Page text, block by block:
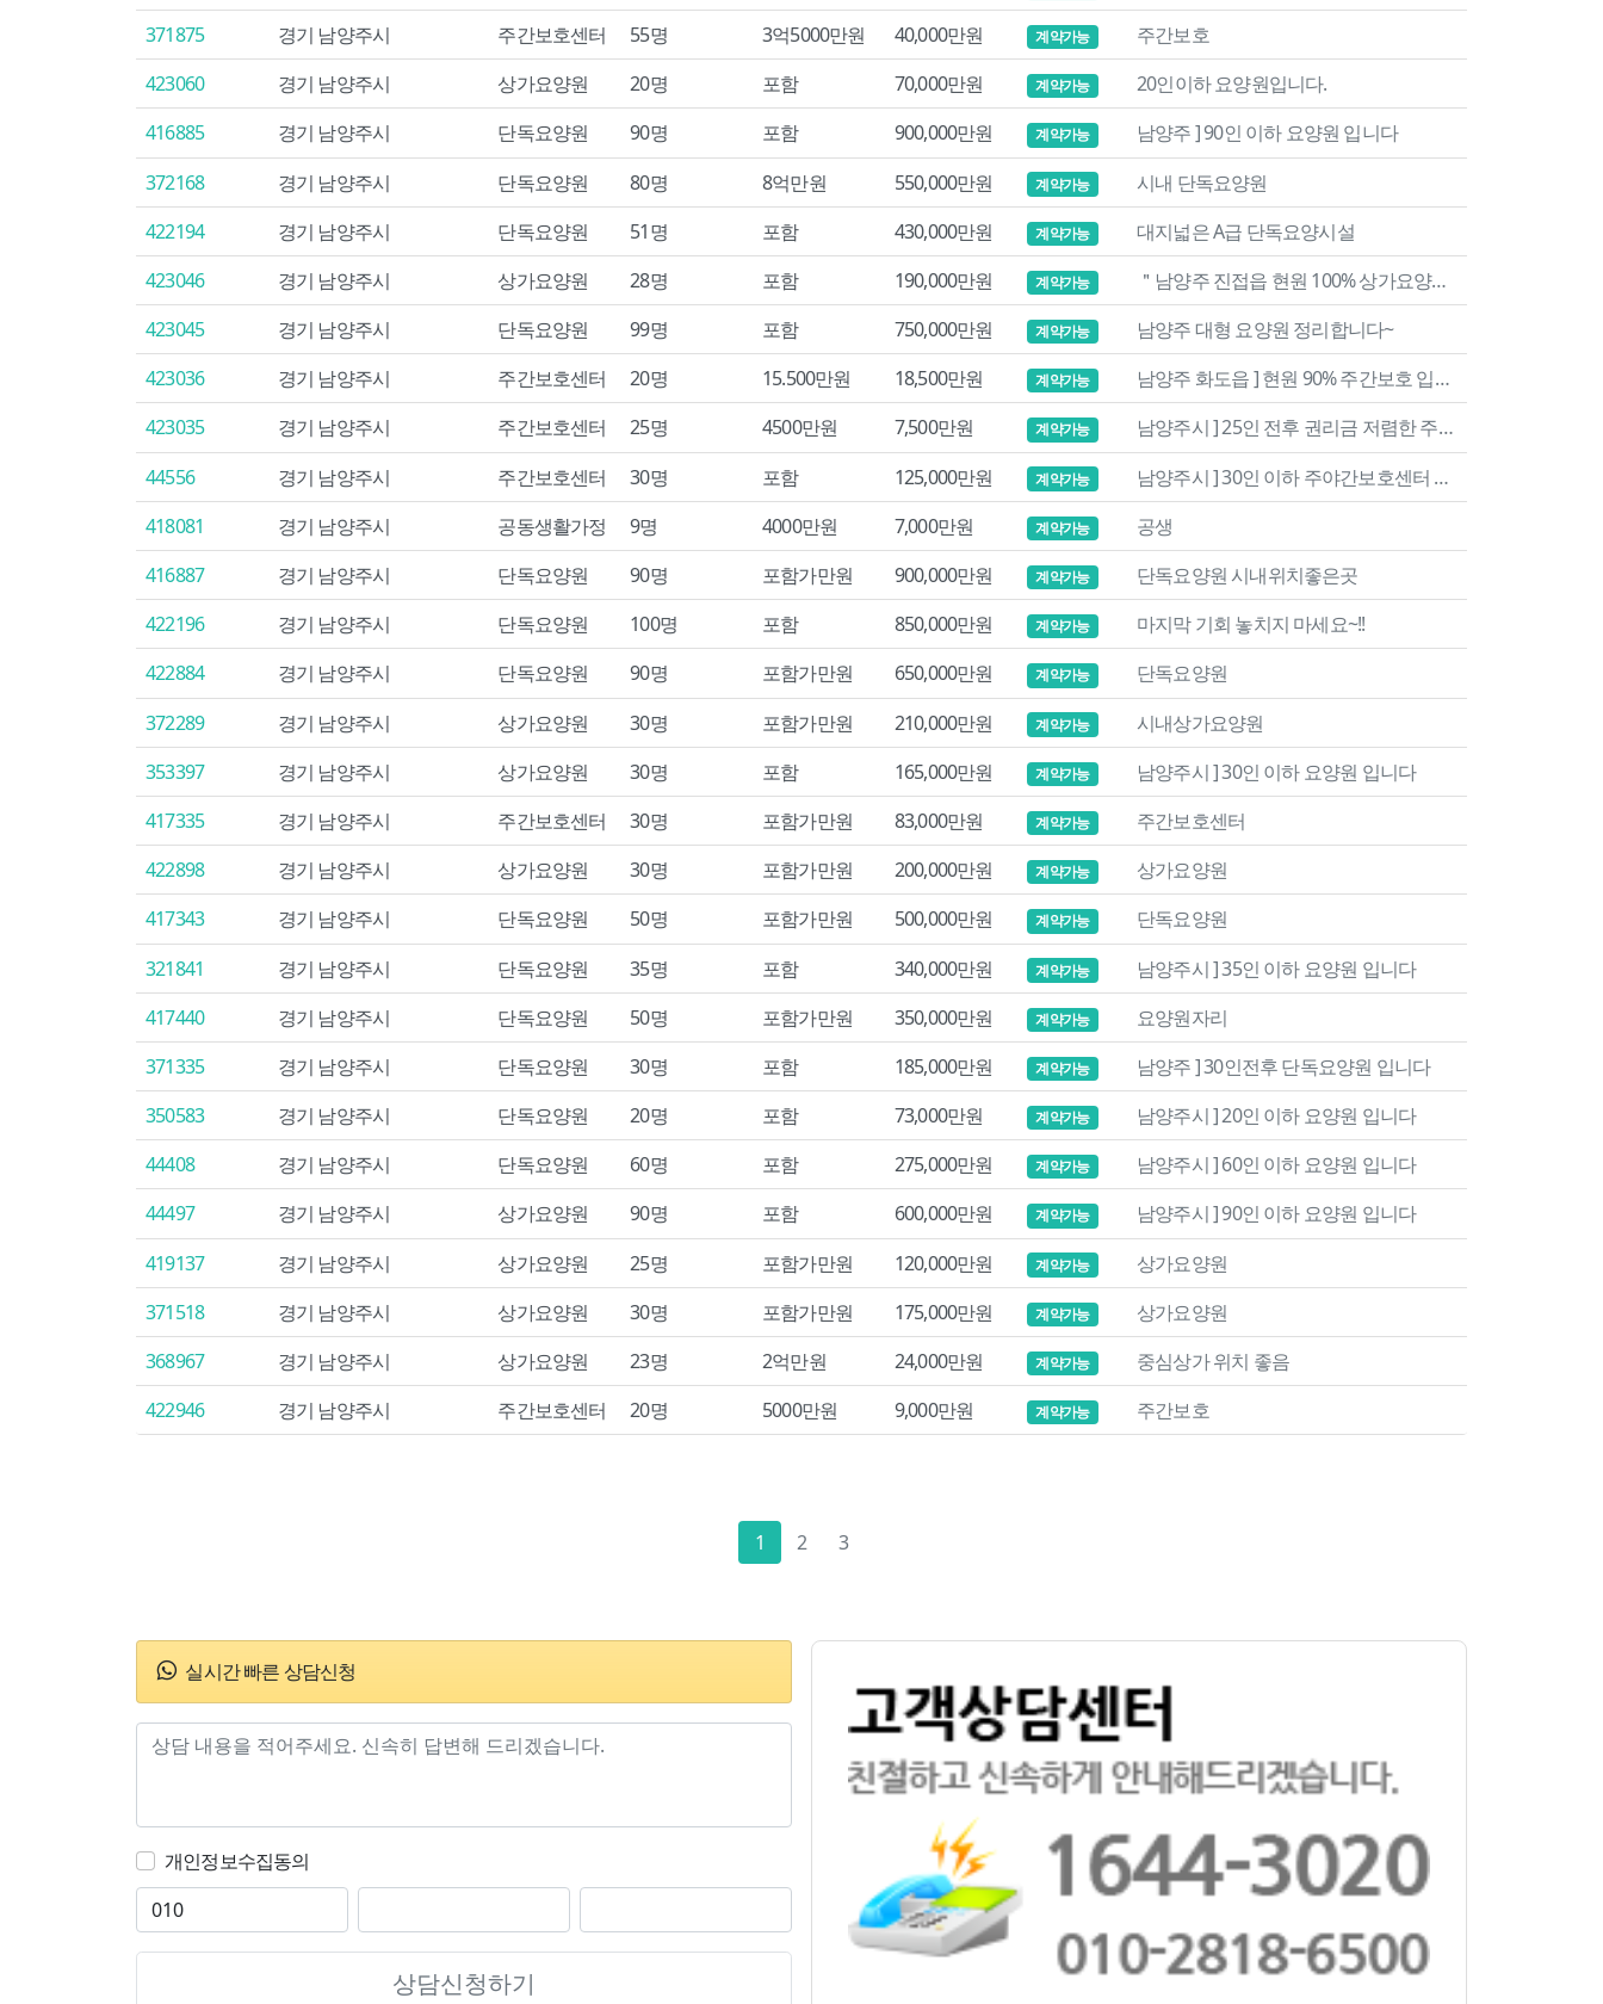
실시간 빠른 상담신청
개인정보수집동의
상담신청하기
371875
경기 남양주시 주간보호센터 55명 3억5000만원 40,000만원 계약가능
주간보호
423060
경기 남양주시 상가요양원 20명 포함 70,000만원 계약가능
20인이하 요양원입니다.
416885
경기 남양주시 단독요양원 90명 포함 900,000만원 계약가능
남양주 ] 90인 이하 요양원 입니다
372168
경기 남양주시 단독요양원 80명 8억만원 550,000만원 계약가능
시내 단독요양원
422194
경기 남양주시 단독요양원 51명 포함 430,000만원 계약가능
대지넓은 A급 단독요양시설
423046
경기 남양주시 상가요양원 28명 포함 190,000만원 계약가능
＂남양주 진접읍 현원 100% 상가요양원 입니다＂
423045
경기 남양주시 단독요양원 99명 포함 750,000만원 계약가능
남양주 대형 요양원 정리합니다~
423036
경기 남양주시 주간보호센터 20명 15.500만원 18,500만원 계약가능
남양주 화도읍 ] 현원 90% 주간보호 입니다
423035
경기 남양주시 주간보호센터 25명 4500만원 7,500만원 계약가능
남양주시 ] 25인 전후 권리금 저렴한 주간보호 입니다
44556
경기 남양주시 주간보호센터 30명 포함 125,000만원 계약가능
남양주시 ] 30인 이하 주야간보호센터 입니다
418081
경기 남양주시 공동생활가정 9명 4000만원 7,000만원 계약가능
공생
416887
경기 남양주시 단독요양원 90명 포함가만원 900,000만원 계약가능
단독요양원 시내위치좋은곳
422196
경기 남양주시 단독요양원 100명 포함 850,000만원 계약가능
마지막 기회 놓치지 마세요~!!
422884
경기 남양주시 단독요양원 90명 포함가만원 650,000만원 계약가능
단독요양원
372289
경기 남양주시 상가요양원 30명 포함가만원 210,000만원 계약가능
시내상가요양원
353397
경기 남양주시 상가요양원 30명 포함 165,000만원 계약가능
남양주시 ] 30인 이하 요양원 입니다
417335
경기 남양주시 주간보호센터 30명 포함가만원 83,000만원 계약가능
주간보호센터
422898
경기 남양주시 상가요양원 30명 포함가만원 200,000만원 계약가능
상가요양원
417343
경기 남양주시 단독요양원 50명 포함가만원 500,000만원 계약가능
단독요양원
321841
경기 남양주시 단독요양원 35명 포함 340,000만원 계약가능
남양주시 ] 35인 이하 요양원 입니다
417440
경기 남양주시 단독요양원 50명 포함가만원 350,000만원 계약가능
요양원자리
371335
경기 남양주시 단독요양원 30명 포함 185,000만원 계약가능
남양주 ] 30인전후 단독요양원 입니다
350583
경기 남양주시 단독요양원 20명 포함 73,000만원 계약가능
남양주시 ] 20인 이하 요양원 입니다
44408
경기 남양주시 단독요양원 60명 포함 275,000만원 계약가능
남양주시 ] 60인 이하 요양원 입니다
44497
경기 남양주시 상가요양원 90명 포함 600,000만원 계약가능
남양주시 ] 90인 이하 요양원 입니다
419137
경기 남양주시 상가요양원 25명 포함가만원 120,000만원 계약가능
상가요양원
371518
경기 남양주시 상가요양원 30명 포함가만원 175,000만원 계약가능
상가요양원
368967
경기 남양주시 상가요양원 23명 2억만원 24,000만원 계약가능
중심상가 위치 좋음
422946
경기 남양주시 주간보호센터 20명 5000만원 9,000만원 계약가능 주간보호
1 2 3